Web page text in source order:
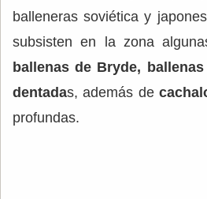
balleneras soviética y
subsisten en la zona
ballenas de Bryde,
dentadas, además de
profundas.